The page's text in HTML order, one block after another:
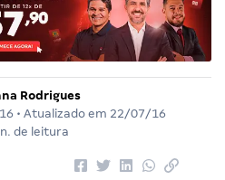
Rodrigues
• Atualizado em 22/07/16
de leitura